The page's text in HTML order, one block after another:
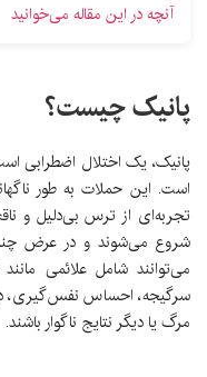
آنچه در این مقاله می‌خوانید
پانیک چیست؟
پانیک، یک اختلال اضطرابی
است. این حملات به طور
تجربه‌ای از ترس بی‌دلیل و
شروع می‌شوند و در عرض
می‌توانند شامل علائمی
سرگیجه، احساس نفس‌گیری،
مرگ یا دیگر نتایج ناگوار باشند.